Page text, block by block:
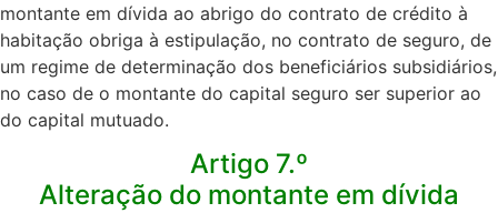
montante em dívida ao abrigo do contrato de crédito à
habitação obriga à estipulação, no contrato de seguro, de
um regime de determinação dos beneficiários subsidiários,
no caso de o montante do capital seguro ser superior ao
do capital mutuado.​
Artigo 7.º
Alteração do montante em dívida